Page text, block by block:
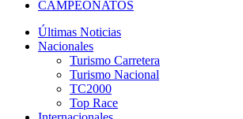
CAMPEONATOS
Últimas Noticias
Nacionales
Turismo Carretera
Turismo Nacional
TC2000
Top Race